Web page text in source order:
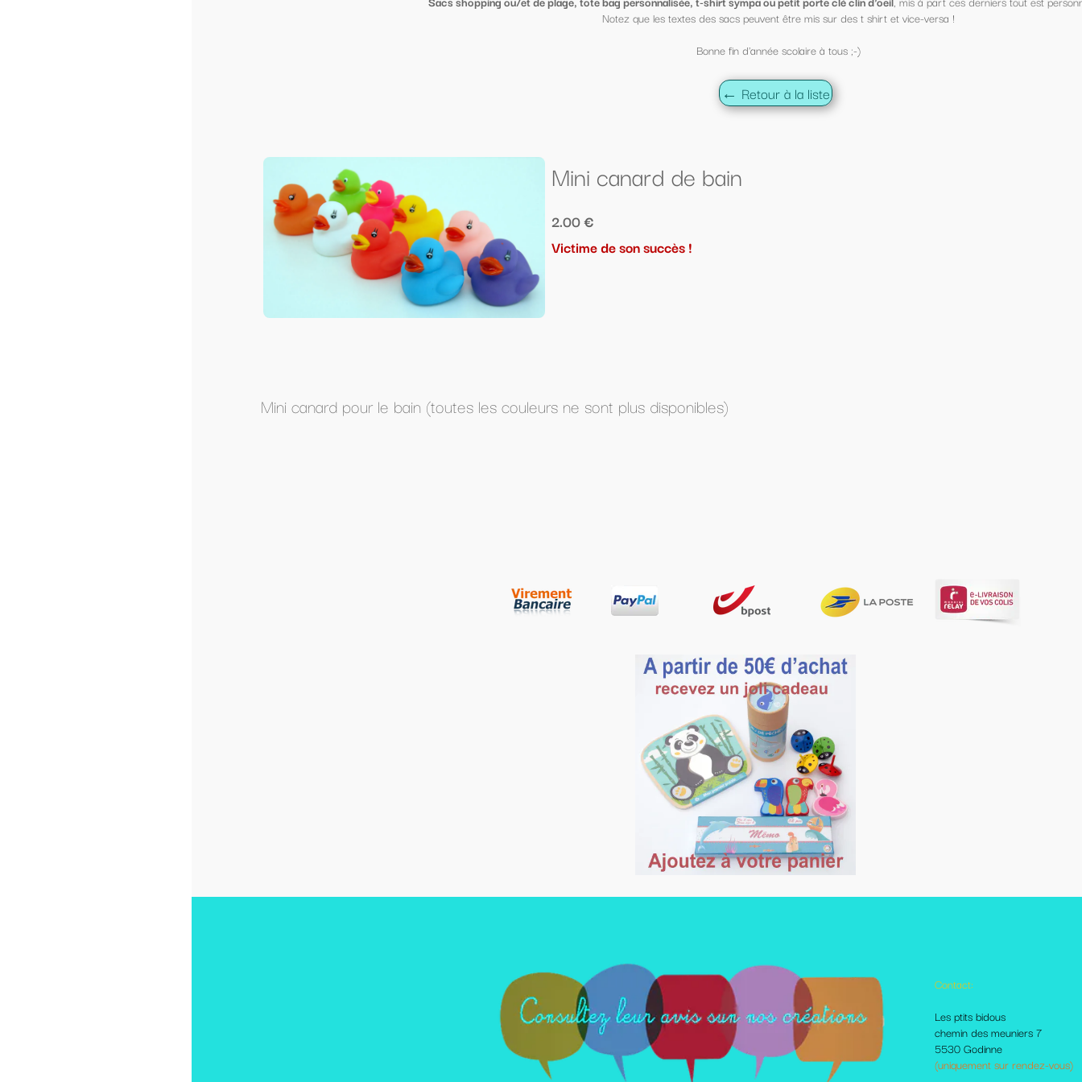
Les ptits bidous
chemin des meuniers 7
5530 Godinne
(uniquement sur rendez-vous)
Autres pages disponibles
Foire aux questions
Le Blog
Les livraisons et paiement
Mes amis sur le net
Notez que les textes des sacs peuvent être mis sur des t shirt et vice-versa !
Mini canard de bain
2.00 €
Victime de son succès !
Mini canard pour le bain (toutes les couleurs ne sont plus disponibles)